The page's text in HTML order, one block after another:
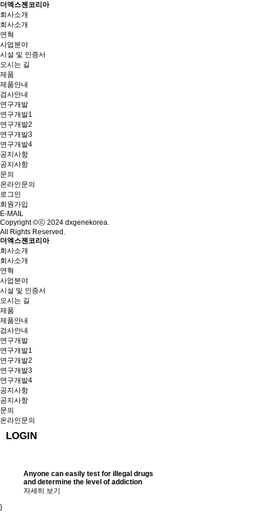
더엑스젠코리아
회사소개
회사소개
연혁
사업분야
시설 및 인증서
오시는 길
제품
제품안내
검사안내
연구개발
연구개발1
연구개발2
연구개발3
연구개발4
공지사항
공지사항
문의
온라인문의
로그인
회원가입
E-MAIL
Copyright ©ⓒ 2024 dxgenekorea.
All Rights Reserved.
더엑스젠코리아
회사소개
회사소개
연혁
사업분야
시설 및 인증서
오시는 길
제품
제품안내
검사안내
연구개발
연구개발1
연구개발2
연구개발3
연구개발4
공지사항
공지사항
문의
온라인문의
LOGIN
Anyone can easily test for illegal drugs
and determine the level of addiction
자세히 보기
}